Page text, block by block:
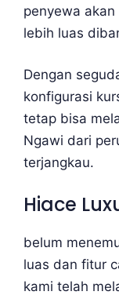
penyewa
lebih luas
Dengan
konfigurasi
tetap bisa
Ngawi dari
terjangkau.
Hiace
belum
luas dan fitur
kami telah